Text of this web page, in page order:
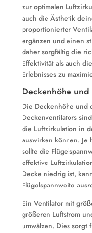
zur optimalen
auch die Ästhetik
proportionierter
ergänzen und einen
daher sorgfältig die
Effektivität als auch
Erlebnisses zu
Deckenhöhe
Die Deckenhöhe und
Deckenventilators
die Luftzirkulation in
auswirken können.
sollte die
effektive
Decke niedrig ist,
Flügelspannweite
Ein Ventilator mit
größeren Luftstrom
umwälzen. Dies sorgt